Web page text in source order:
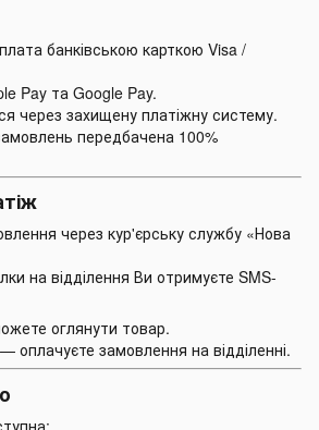
банківською карткою Visa /
Pay та Google Pay.
через захищену платіжну систему.
передбачена 100%
через кур'єрську службу «Нова
на відділення Ви отримуєте SMS-
оглянути товар.
оплачуєте замовлення на відділенні.